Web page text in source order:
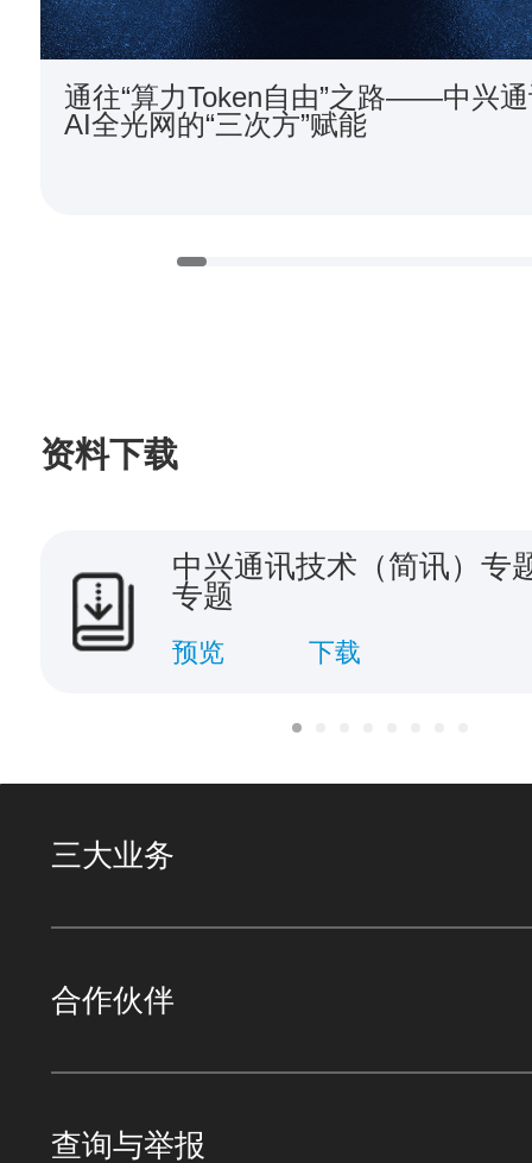
通往“算力Token自由”之路——中兴
AI全光网的“三次方”赋能
资料下载
中兴通讯技术（简讯）专
专题
预览 下载
三大业务
合作伙伴
查询与举报